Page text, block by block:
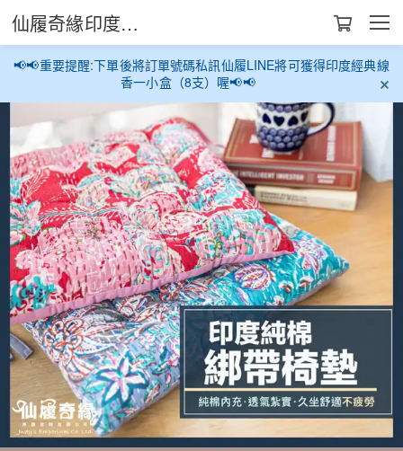
仙履奇緣印度生活館
📢📢重要提醒:下單後將訂單號碼私訊仙履LINE將可獲得印度經典線
香一小盒（8支）喔📢📢